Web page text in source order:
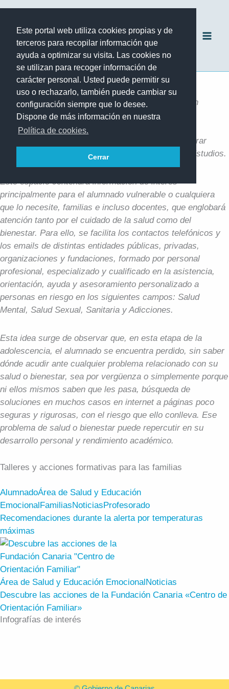
Este portal web utiliza cookies propias y de
terceros para recopilar información que
ayuda a optimizar su visita. Las cookies no
se utilizan para recoger información de
carácter personal. Usted puede permitir su
uso o rechazarlo, también puede cambiar su
configuración siempre que lo desee.
Dispone de más información en nuestra
Política de cookies.
Cerrar
Ir
contenido
Área de Salud y Educación emocional
Información
Desde el Eje de Promoción de la Salud y Educación
Emocional, Orientación y Bienestar del IES Alonso
Quesada, presentamos el “ÁREA DE SALUD Y
EDUCACIÓN EMOCIONAL”. El cual podrás encontrar
también en el panel de corcho junto a Jefatura de Estudios.
Este espacio contendrá información de interés
principalmente para el alumnado vulnerable o cualquiera
que lo necesite, familias e incluso docentes, que englobará
atención tanto por el cuidado de la salud como del
bienestar. Para ello, se facilita los contactos telefónicos y
los emails de distintas entidades públicas, privadas,
organizaciones y fundaciones, formado por personal
profesional, especializado y cualificado en la asistencia,
orientación, ayuda y asesoramiento personalizado a
personas en riesgo en los siguientes campos: Salud
Mental, Salud Sexual, Sanitaria y Adicciones.
Esta idea surge de observar que, en esta etapa de la
adolescencia, el alumnado se encuentra perdido, sin saber
dónde acudir ante cualquier problema relacionado con su
salud o bienestar, sea por vergüenza o simplemente porque
ni ellos mismos saben que les pasa, búsqueda de
soluciones en muchos casos en internet a páginas poco
seguras y rigurosas, con el riesgo que ello conlleva. Ese
problema de salud o bienestar puede repercutir en su
desarrollo personal y rendimiento académico.
Talleres y acciones formativas para las familias
AlumnadoÁrea de Salud y Educación
Emocional FamiliasNoticias Profesorado
Recomendaciones durante la alerta por temperaturas
máximas
Área de Salud y Educación Emocional Noticias
Descubre las acciones de la Fundación Canaria «Centro de
Orientación Familiar»
Infografías de interés